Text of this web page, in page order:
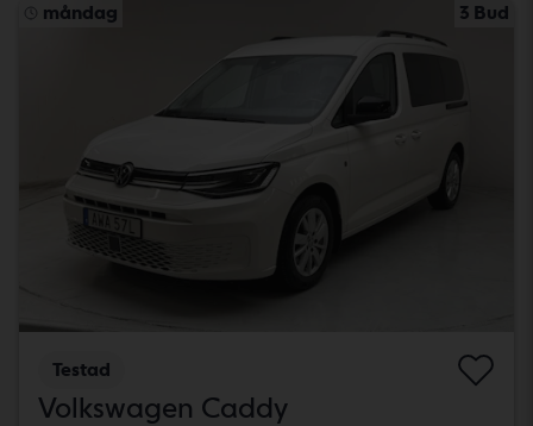
måndag 3 Bud
Testad
Volkswagen Caddy